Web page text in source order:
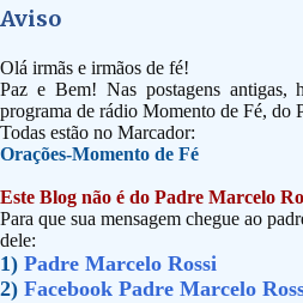
Aviso
Olá irmãs e irmãos de fé!
Paz e Bem! Nas postagens antigas,
programa de rádio Momento de Fé, do
Todas estão no Marcador:
Orações-Momento de Fé
Este Blog não é do Padre Marcelo
Para que sua mensagem chegue ao
dele:
1) Padre Marcelo Rossi
2) Facebook Padre Marcelo